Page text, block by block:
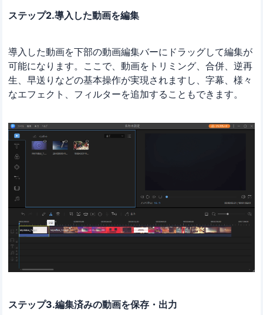
ステップ2.導入した動画を編集
導入した動画を下部の動画編集バーにドラッグして編集が
可能になります。ここで、動画をトリミング、合併、逆再
生、早送りなどの基本操作が実現されますし、字幕、様々
なエフェクト、フィルターを追加することもできます。
ステップ3.編集済みの動画を保存・出力